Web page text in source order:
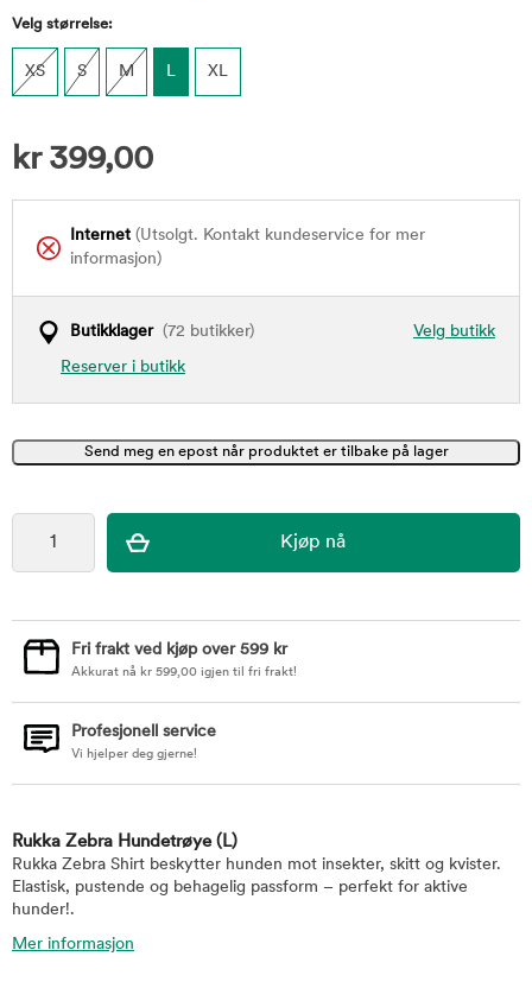
Velg størrelse:
XS S M L XL
kr 399,00
Internet (Utsolgt. Kontakt kundeservice for mer
informasjon)
Velg butikk
Butikklager(72 butikker)
Reserver i butikk
Fri frakt ved kjøp over 599 kr
Akkurat nå kr 599,00 igjen til fri frakt!
Profesjonell service
Vi hjelper deg gjerne!
Rukka Zebra Hundetrøye (L)
Rukka Zebra Shirt beskytter hunden mot insekter, skitt og kvister.
Elastisk, pustende og behagelig passform – perfekt for aktive
hunder!.
Mer informasjon